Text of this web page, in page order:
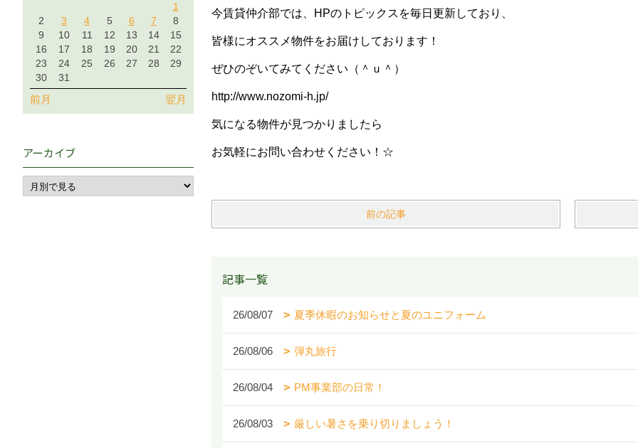
今賃貸仲介部では、HPのトピックスを毎日更新しており、
皆様にオススメ物件をお届けしております！
ぜひのぞいてみてください（＾ｕ＾）
http://www.nozomi-h.jp/
気になる物件が見つかりましたら
お気軽にお問い合わせください！☆
前の記事
記事一覧
26/08/07 夏季休暇のお知らせと夏のユニフォーム
26/08/06 弾丸旅行
26/08/04 PM事業部の日常！
26/08/03 厳しい暑さを乗り切りましょう！
1
2
3 4 5 6 7
8
9
10 11 12 13 14
15
16
17 18 19 20 21
22
23
24 25 26 27 28
29
30
31
前月 翌月
アーカイブ